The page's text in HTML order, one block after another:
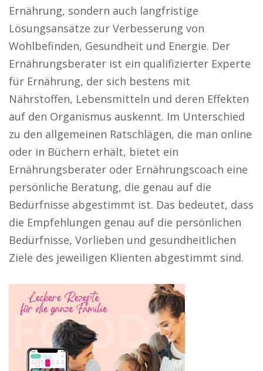
Ernährung, sondern auch langfristige
Lösungsansätze zur Verbesserung von
Wohlbefinden, Gesundheit und Energie. Der
Ernährungsberater ist ein qualifizierter Experte
für Ernährung, der sich bestens mit
Nährstoffen, Lebensmitteln und deren Effekten
auf den Organismus auskennt. Im Unterschied
zu den allgemeinen Ratschlägen, die man online
oder in Büchern erhält, bietet ein
Ernährungsberater oder Ernährungscoach eine
persönliche Beratung, die genau auf die
Bedürfnisse abgestimmt ist. Das bedeutet, dass
die Empfehlungen genau auf die persönlichen
Bedürfnisse, Vorlieben und gesundheitlichen
Ziele des jeweiligen Klienten abgestimmt sind.